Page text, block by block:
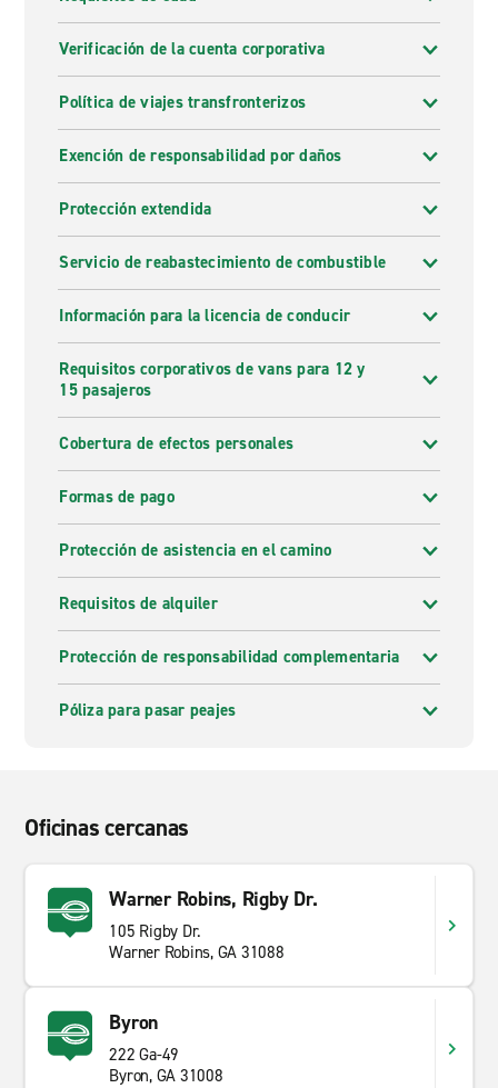
Verificación de la cuenta corporativa
Política de viajes transfronterizos
Exención de responsabilidad por daños
Protección extendida
Servicio de reabastecimiento de combustible
Información para la licencia de conducir
Requisitos corporativos de vans para 12 y
15 pasajeros
Cobertura de efectos personales
Formas de pago
Protección de asistencia en el camino
Requisitos de alquiler
Protección de responsabilidad complementaria
Póliza para pasar peajes
Oficinas cercanas
Warner Robins, Rigby Dr.
105 Rigby Dr.
Warner Robins, GA 31088
Byron
222 Ga-49
Byron, GA 31008